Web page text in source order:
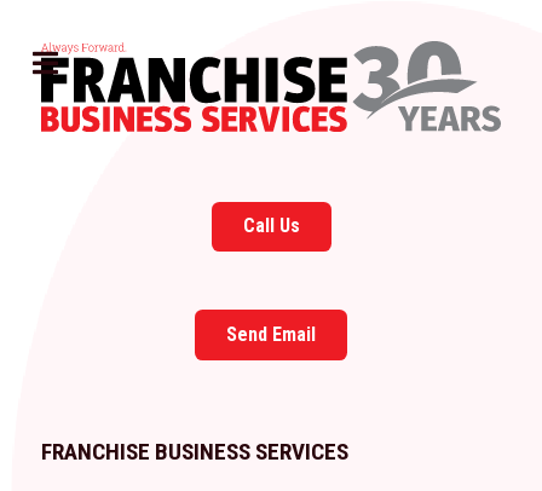
Call Us
Send Email
FRANCHISE BUSINESS SERVICES